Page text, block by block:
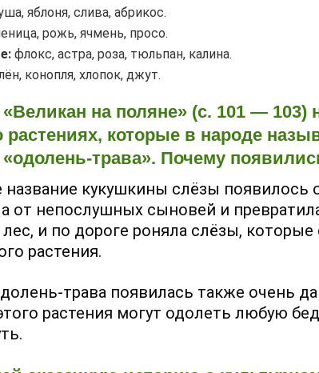
яблоня, слива, абрикос.
рожь, ячмень, просо.
флокс, астра, роза, тюльпан, калина.
конопля, хлопок, джут.
«Великан на поляне» (с. 101 — 103)
растениях, которые в народе
«одолень-трава». Почему
название кукушкины слёзы появилось
от непослушных сыновей и
лес, и по дороге роняла слёзы,
растения.
трава появилась также очень
растения могут одолеть любую